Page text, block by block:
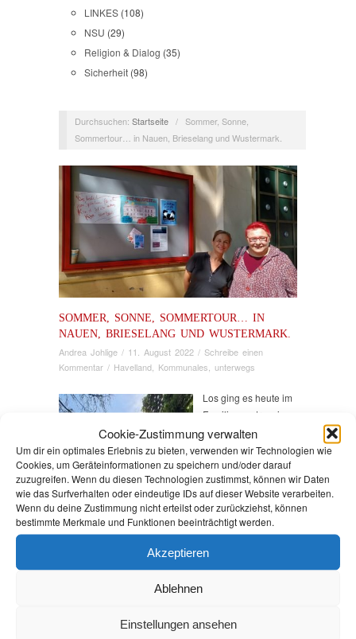
Cookie-Zustimmung verwalten
Um dir ein optimales Erlebnis zu bieten, verwenden wir Technologien wie
Cookies, um Geräteinformationen zu speichern und/oder darauf
zuzugreifen. Wenn du diesen Technologien zustimmst, können wir Daten
wie das Surfverhalten oder eindeutige IDs auf dieser Website verarbeiten.
Wenn du deine Zustimmung nicht erteilst oder zurückziehst, können
bestimmte Merkmale und Funktionen beeinträchtigt werden.
Akzeptieren
Ablehnen
Einstellungen ansehen
LINKES (108)
NSU (29)
Religion & Dialog (35)
Sicherheit (98)
Durchsuchen: Startseite / Sommer, Sonne,
Sommertour… in Nauen, Brieselang und Wustermark.
SOMMER, SONNE, SOMMERTOUR… IN
NAUEN, BRIESELANG UND WUSTERMARK.
Andrea Johlige / 11. August 2022 / Schreibe einen
Kommentar / Havelland Kommunales unterwegs
Los ging es heute im
Familienzentrum in
Nauen mit einem
intensiven Gespräch
mit der Leiterin, Frau
Lahn. Thema war vor
allem die sich
verschärfende
soziale Lage in der
Stadt.
Bürgermeister Herrn